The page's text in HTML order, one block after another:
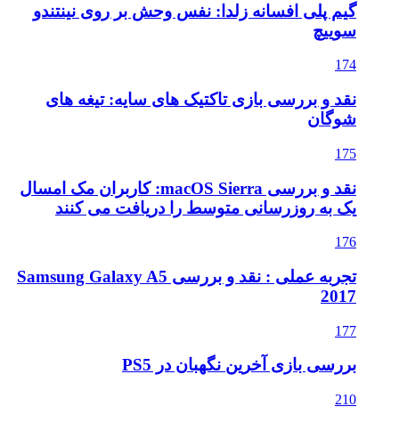
گیم پلی افسانه زلدا: نفس وحش بر روی نینتندو
سوییچ
174
نقد و بررسی بازی تاکتیک های سایه: تیغه های
شوگان
175
نقد و بررسی macOS Sierra: کاربران مک امسال
یک به روزرسانی متوسط را دریافت می کنند
176
تجربه عملی : نقد و بررسی Samsung Galaxy A5
2017
177
بررسی بازی آخرین نگهبان در PS5
210